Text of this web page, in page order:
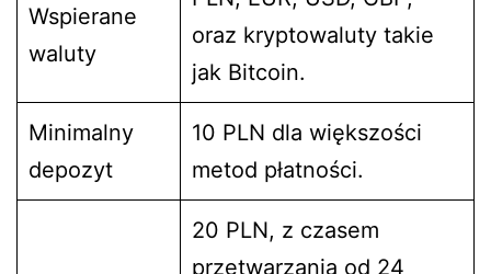
Wspierane
waluty
oraz kryptowaluty takie
jak Bitcoin.
Minimalny
depozyt
10 PLN dla większości
metod płatności.
20 PLN, z czasem
przetwarzania od 24